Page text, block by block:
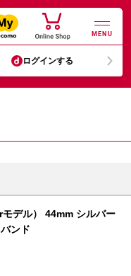
MENU
ログインする
デル） 44mm シルバー
ンド